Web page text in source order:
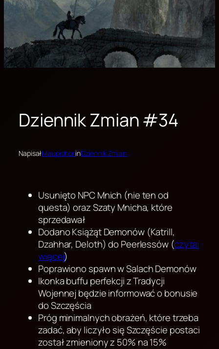
Dziennik Zmian #34
NapisałMaupishoninDziennik Zmian
Usunięto NPC Mnich (nie ten od
questa) oraz Szaty Mnicha, które
sprzedawał
Dodano Książąt Demonów (Katrill,
Dzahhar, Deloth) do Peerlessów (czytaj
więcej)
Poprawiono spawn w Salach Demonów
Ikonka buffu perfekcji z Tradycji
Wojennej będzie informować o bonusie
do Szczęścia
Próg minimalnych obrażeń, które trzeba
zadać, aby liczyło się Szczęście postaci
został zmieniony z 50% na 15%